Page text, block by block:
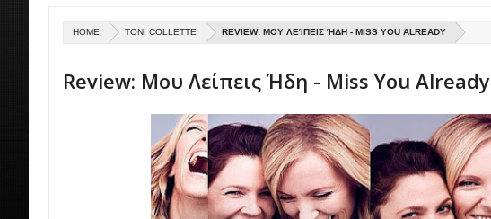
HOME TONI COLLETTE REVIEW: ΜΟΥ ΛΕΊΠΕΙΣ ΉΔΗ - MISS YOU ALREADY
Review: Μου Λείπεις Ήδη - Miss You Already